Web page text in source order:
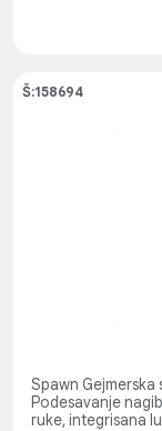
Š:158694
Spawn
Podesavanje
ruke, integrisana